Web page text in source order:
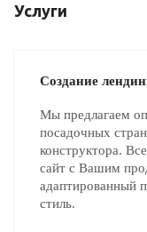
Услуги
Создание
Мы предлагаем
посадочных
конструктора.
сайт с Вашим
адаптированный
стиль.